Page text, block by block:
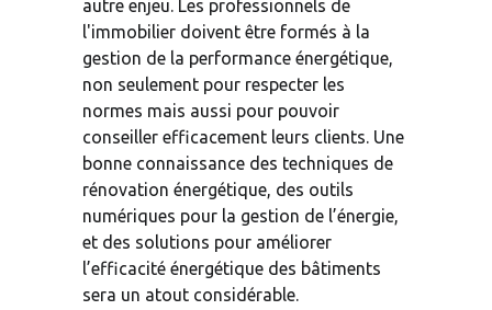
autre enjeu. Les professionnels de
l'immobilier doivent être formés à la
gestion de la performance énergétique,
non seulement pour respecter les
normes mais aussi pour pouvoir
conseiller efficacement leurs clients. Une
bonne connaissance des techniques de
rénovation énergétique, des outils
numériques pour la gestion de l’énergie,
et des solutions pour améliorer
l’efficacité énergétique des bâtiments
sera un atout considérable.